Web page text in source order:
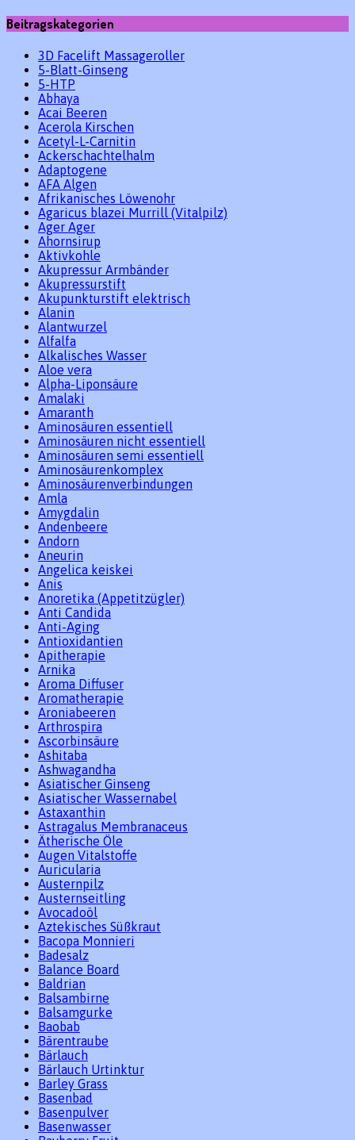
Beitragskategorien
3D Facelift Massageroller
5-Blatt-Ginseng
5-HTP
Abhaya
Acai Beeren
Acerola Kirschen
Acetyl-L-Carnitin
Ackerschachtelhalm
Adaptogene
AFA Algen
Afrikanisches Löwenohr
Agaricus blazei Murrill (Vitalpilz)
Ager Ager
Ahornsirup
Aktivkohle
Akupressur Armbänder
Akupressurstift
Akupunkturstift elektrisch
Alanin
Alantwurzel
Alfalfa
Alkalisches Wasser
Aloe vera
Alpha-Liponsäure
Amalaki
Amaranth
Aminosäuren essentiell
Aminosäuren nicht essentiell
Aminosäuren semi essentiell
Aminosäurenkomplex
Aminosäurenverbindungen
Amla
Amygdalin
Andenbeere
Andorn
Aneurin
Angelica keiskei
Anis
Anoretika (Appetitzügler)
Anti Candida
Anti-Aging
Antioxidantien
Apitherapie
Arnika
Aroma Diffuser
Aromatherapie
Aroniabeeren
Arthrospira
Ascorbinsäure
Ashitaba
Ashwagandha
Asiatischer Ginseng
Asiatischer Wassernabel
Astaxanthin
Astragalus Membranaceus
Ätherische Öle
Augen Vitalstoffe
Auricularia
Austernpilz
Austernseitling
Avocadoöl
Aztekisches Süßkraut
Bacopa Monnieri
Badesalz
Balance Board
Baldrian
Balsambirne
Balsamgurke
Baobab
Bärentraube
Bärlauch
Bärlauch Urtinktur
Barley Grass
Basenbad
Basenpulver
Basenwasser